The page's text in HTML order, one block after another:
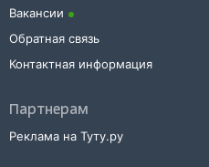
Вакансии
Обратная связь
Контактная информация
Партнерам
Реклама на Туту.ру